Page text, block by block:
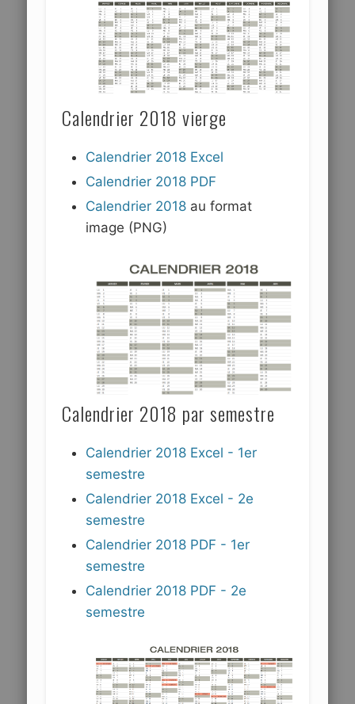
Calendrier 2018 vierge
Calendrier 2018 Excel
Calendrier 2018 PDF
Calendrier 2018 au format
image (PNG)
Calendrier 2018 par semestre
Calendrier 2018 Excel - 1er
semestre
Calendrier 2018 Excel - 2e
semestre
Calendrier 2018 PDF - 1er
semestre
Calendrier 2018 PDF - 2e
semestre